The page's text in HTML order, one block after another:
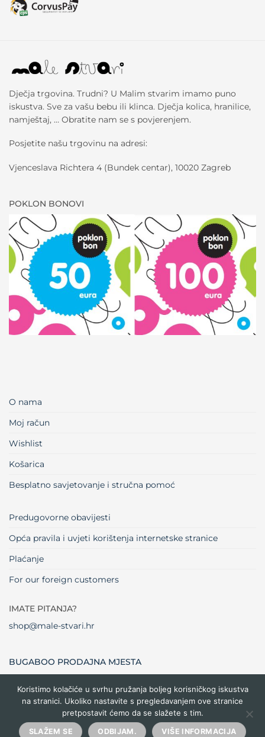
Dječja trgovina. Trudni? U Malim stvarim imamo puno
iskustva. Sve za vašu bebu ili klinca. Dječja kolica, hranilice,
namještaj, … Obratite nam se s povjerenjem.
Posjetite našu trgovinu na adresi:
Vjenceslava Richtera 4 (Bundek centar), 10020 Zagreb
POKLON BONOVI
O nama
Moj račun
Wishlist
Košarica
Besplatno savjetovanje i stručna pomoć
Predugovorne obavijesti
Opća pravila i uvjeti korištenja internetske stranice
Plaćanje
For our foreign customers
IMATE PITANJA?
shop@male-stvari.hr
BUGABOO PRODAJNA MJESTA
Visa MasterCardMaestro Dinners
Club
Credit
Card
Cash
Delivery
Copyright 2026 ©Male stvari
Koristimo kolačiće u svrhu pružanja boljeg korisničkog iskustva
na stranici. Ukoliko nastavite s pregledavanjem ove stranice
pretpostavit ćemo da se slažete s tim.
SLAŽEM SE ODBIJAM. VIŠE INFORMACIJA